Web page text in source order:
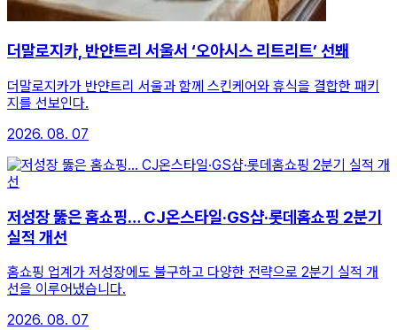
더말로지카, 반얀트리 서울서 ‘오아시스 리트리트’ 선봬
더말로지카가 반얀트리 서울과 함께 스킨케어와 휴식을 결합한 패키
지를 선보인다.
2026. 08. 07
저성장 뚫은 홈쇼핑… CJ온스타일·GS샵·롯데홈쇼핑 2분기
실적 개선
홈쇼핑 업계가 저성장에도 불구하고 다양한 전략으로 2분기 실적 개
선을 이루어냈습니다.
2026. 08. 07